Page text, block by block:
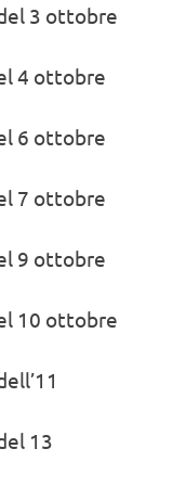
3 ottobre
4 ottobre
6 ottobre
7 ottobre
9 ottobre
10 ottobre
13